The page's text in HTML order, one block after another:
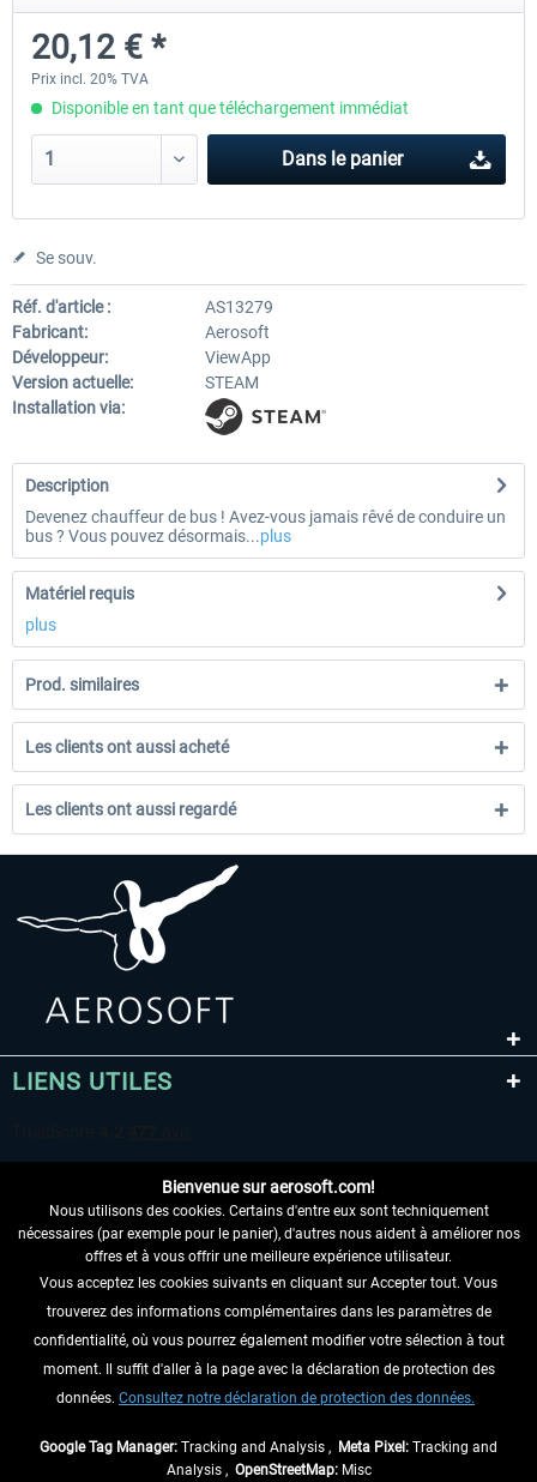
12,09 € *
20,12 € *
Prix incl. 20% TVA
Disponible en tant que téléchargement immédiat
Dans le panier
Se souv.
Réf. d'article :
AS13279
Fabricant:
Aerosoft
Développeur:
ViewApp
Version actuelle:
STEAM
Installation via:
Description
Devenez chauffeur de bus ! Avez-vous jamais rêvé de conduire un
bus ? Vous pouvez désormais...plus
Matériel requis
plus
Prod. similaires
Les clients ont aussi acheté
Les clients ont aussi regardé
LIENS UTILES
RENONCER AU CONTRAT ICI
INFORMATIONS
NE MANQUEZ PAS LES DERNIÈRES
Bienvenue sur aerosoft.com!
Nous utilisons des cookies. Certains d'entre eux sont techniquement
nécessaires (par exemple pour le panier), d'autres nous aident à améliorer nos
offres et à vous offrir une meilleure expérience utilisateur.
Vous acceptez les cookies suivants en cliquant sur Accepter tout. Vous
trouverez des informations complémentaires dans les paramètres de
confidentialité, où vous pourrez également modifier votre sélection à tout
moment. Il suffit d'aller à la page avec la déclaration de protection des
données. Consultez notre déclaration de protection des données.
Google Tag Manager: Tracking and Analysis , Meta Pixel: Tracking and
Analysis , OpenStreetMap:Misc